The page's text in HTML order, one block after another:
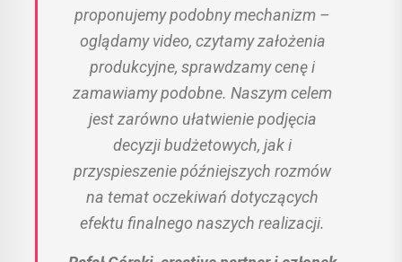
proponujemy podobny mechanizm –
oglądamy video, czytamy założenia
produkcyjne, sprawdzamy cenę i
zamawiamy podobne. Naszym celem
jest zarówno ułatwienie podjęcia
decyzji budżetowych, jak i
przyspieszenie późniejszych rozmów
na temat oczekiwań dotyczących
efektu finalnego naszych realizacji.